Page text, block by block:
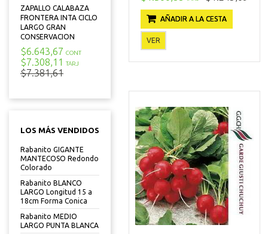
ZAPALLO CALABAZA
FRONTERA INTA CICLO
LARGO GRAN
CONSERVACION
$6.643,67 CONT
$7.308,11 TARJ
$7.381,61
LOS MÁS VENDIDOS
Rabanito GIGANTE
MANTECOSO Redondo
Colorado
Rabanito BLANCO
LARGO Longitud 15 a
18cm Forma Conica
Rabanito MEDIO
LARGO PUNTA BLANCA
AÑADIR A LA CESTA
VER